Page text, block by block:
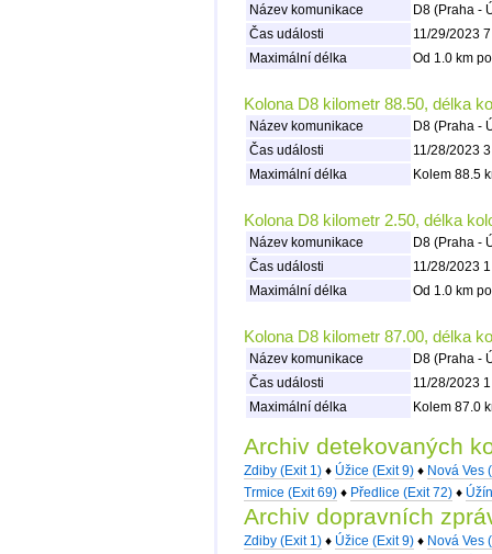
Název komunikace
D8 (Praha -
Čas události
11/29/2023
Maximální délka
Od 1.0 km
Kolona D8 kilometr 88.50, délka
Název komunikace
D8 (Praha -
Čas události
11/28/2023
Maximální délka
Kolem 88.5
Kolona D8 kilometr 2.50, délka
Název komunikace
D8 (Praha -
Čas události
11/28/2023
Maximální délka
Od 1.0 km
Kolona D8 kilometr 87.00, délka
Název komunikace
D8 (Praha -
Čas události
11/28/2023
Maximální délka
Kolem 87.0
Archiv detekovaných
Zdiby (Exit 1)♦ Úžice (Exit 9)♦ Nová Ves
Trmice (Exit 69)♦ Předlice (Exit 72)♦
Archiv dopravních
Zdiby (Exit 1)♦ Úžice (Exit 9)♦ Nová Ves